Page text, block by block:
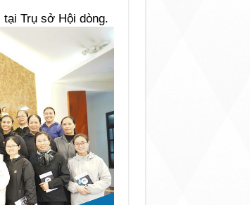
Trụ sở Hội dòng.